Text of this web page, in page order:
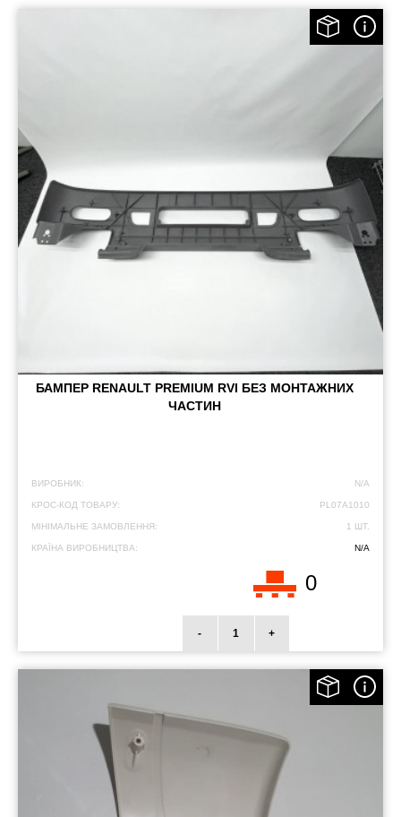
БАМПЕР RENAULT PREMIUM RVI БЕЗ МОНТАЖНИХ
ЧАСТИН
ВИРОБНИК: N/A
КРОС-КОД ТОВАРУ: PL07A1010
МІНІМАЛЬНЕ ЗАМОВЛЕННЯ: 1 ШТ.
КРАЇНА ВИРОБНИЦТВА: N/A
0
- +